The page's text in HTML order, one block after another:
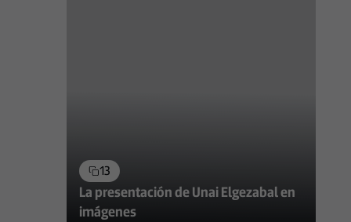
13
La presentación de Unai Elgezabal en
imágenes